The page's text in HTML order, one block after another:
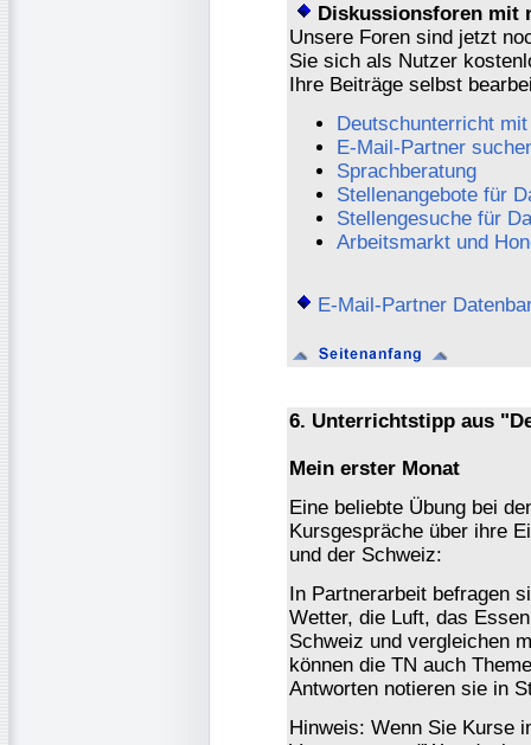
Diskussionsforen mit
Unsere Foren sind jetzt
Sie sich als Nutzer
Ihre Beiträge selbst
Deutschunterricht
E-Mail-Partner
Sprachberatung
Stellenangebote für
Stellengesuche für
Arbeitsmarkt und
E-Mail-Partner
6. Unterrichtstipp aus
Mein erster Monat
Eine beliebte Übung bei
Kursgespräche über ihre
und der Schweiz:
In Partnerarbeit befragen
Wetter, die Luft, das
Schweiz und vergleichen
können die TN auch
Antworten notieren sie in
Hinweis: Wenn Sie Kurse